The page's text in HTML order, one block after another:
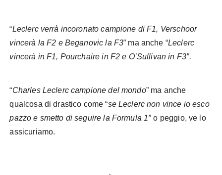
“Leclerc verrà incoronato campione di F1, Verschoor
vincerà la F2 e Beganovic la F3” ma anche “Leclerc
vincerà in F1, Pourchaire in F2 e O’Sullivan in F3″.
“Charles Leclerc campione del mondo” ma anche
qualcosa di drastico come “se Leclerc non vince io esco
pazzo e smetto di seguire la Formula 1″ o peggio, ve lo
assicuriamo.